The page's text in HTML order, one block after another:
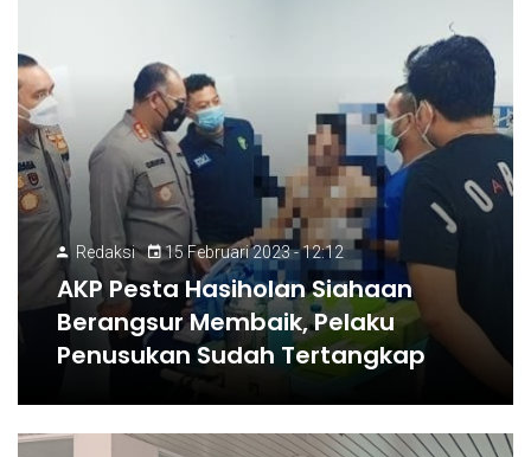
Redaksi 15 Februari 2023 - 12:12
AKP Pesta Hasiholan Siahaan
Berangsur Membaik, Pelaku
Penusukan Sudah Tertangkap